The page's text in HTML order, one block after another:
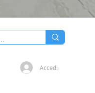
Accedi